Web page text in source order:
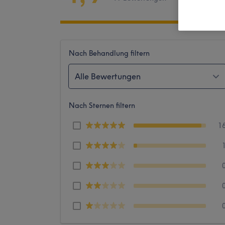
Nach Behandlung filtern
Alle Bewertungen
Nach Sternen filtern
1